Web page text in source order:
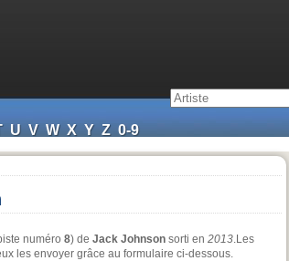
U V W X Y Z 0-9
numéro 8) de Jack Johnson sorti en 2013.Les
les envoyer grâce au formulaire ci-dessous.